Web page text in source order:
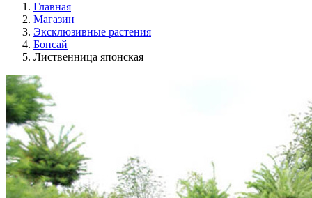
Главная
Магазин
Эксклюзивные растения
Бонсай
Лиственница японская